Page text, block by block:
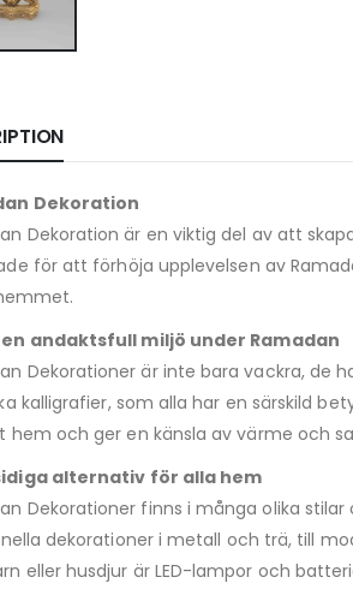
Dekoration
Dekoration är en viktig del av att
för att förhöja upplevelsen av
en andaktsfull miljö under Ramadan
Dekorationer är inte bara vackra, de
kalligrafier, som alla har en särskild
hem och ger en känsla av värme och
alternativ för alla hem
Dekorationer finns i många olika
dekorationer i metall och trä, till
eller husdjur är LED-lampor och